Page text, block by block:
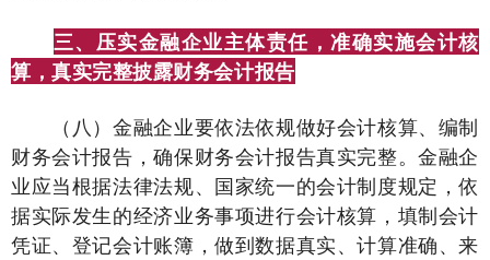
三、压实金融企业主体责任，准确实施会计核
算，真实完整披露财务会计报告
（八）金融企业要依法依规做好会计核算、编制
财务会计报告，确保财务会计报告真实完整。金融企
业应当根据法律法规、国家统一的会计制度规定，依
据实际发生的经济业务事项进行会计核算，填制会计
凭证、登记会计账簿，做到数据真实、计算准确、来